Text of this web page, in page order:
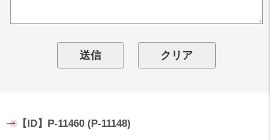
【ID】 P-11460 (P-11148)